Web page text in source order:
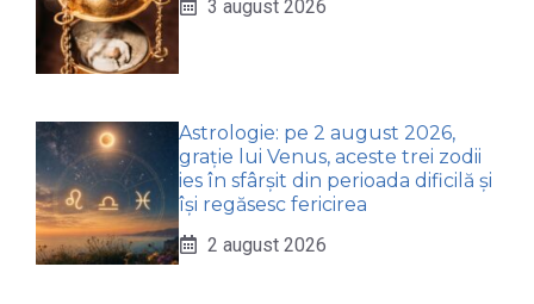
3 august 2026
Astrologie: pe 2 august 2026,
grație lui Venus, aceste trei zodii
ies în sfârșit din perioada dificilă și
își regăsesc fericirea
2 august 2026